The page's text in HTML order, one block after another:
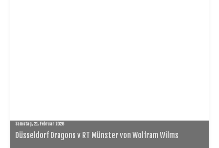
Samstag, 21. Februar 2026
Düsseldorf Dragons v RT Münster von Wolfram Wilms